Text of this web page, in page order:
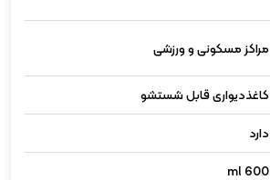
مراکز مسکونی و ورزشی
کاغذدیواری قابل شستشو
دارد
600 ml